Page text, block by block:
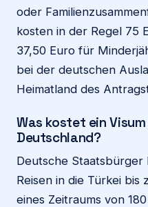
oder
kosten in der Regel 75
37,50 Euro für
bei der deutschen
Heimatland des
Was kostet ein
Deutschland?
Deutsche
Reisen in die Türkei bis
eines Zeitraums von